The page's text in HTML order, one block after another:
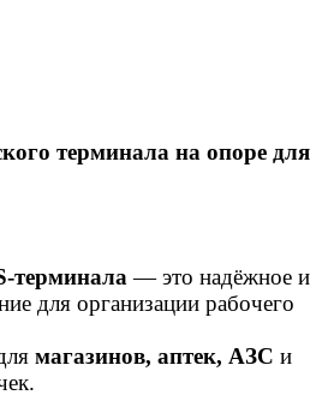
терминала на опоре для
терминала — это надёжное и
для организации рабочего
магазинов, аптек, АЗС и